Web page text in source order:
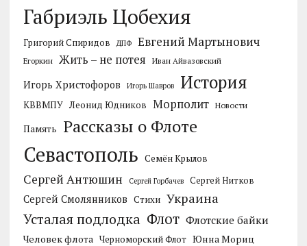
Габриэль Цобехия
Григорий Спиридов ДПФ Евгений Мартынович
Егоркин Жить – не потея Иван Айвазовский
Игорь Христофоров Игорь Шавров История
КВВМПУ Леонид Юдников Морполит Новости
Память Рассказы о Флоте
Севастополь Семён Крылов
Сергей Антюшин Сергей Горбачев Сергей Нитков
Сергей Смолянников Стихи Украина
Усталая подлодка Флот Флотские байки
Человек флота Черноморский Флот Юнна Мориц